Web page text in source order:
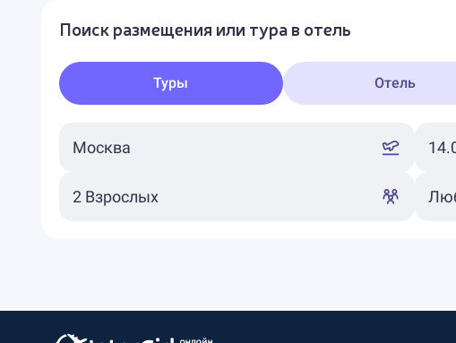
Поиск размещения или тура в отель
Туры Отель